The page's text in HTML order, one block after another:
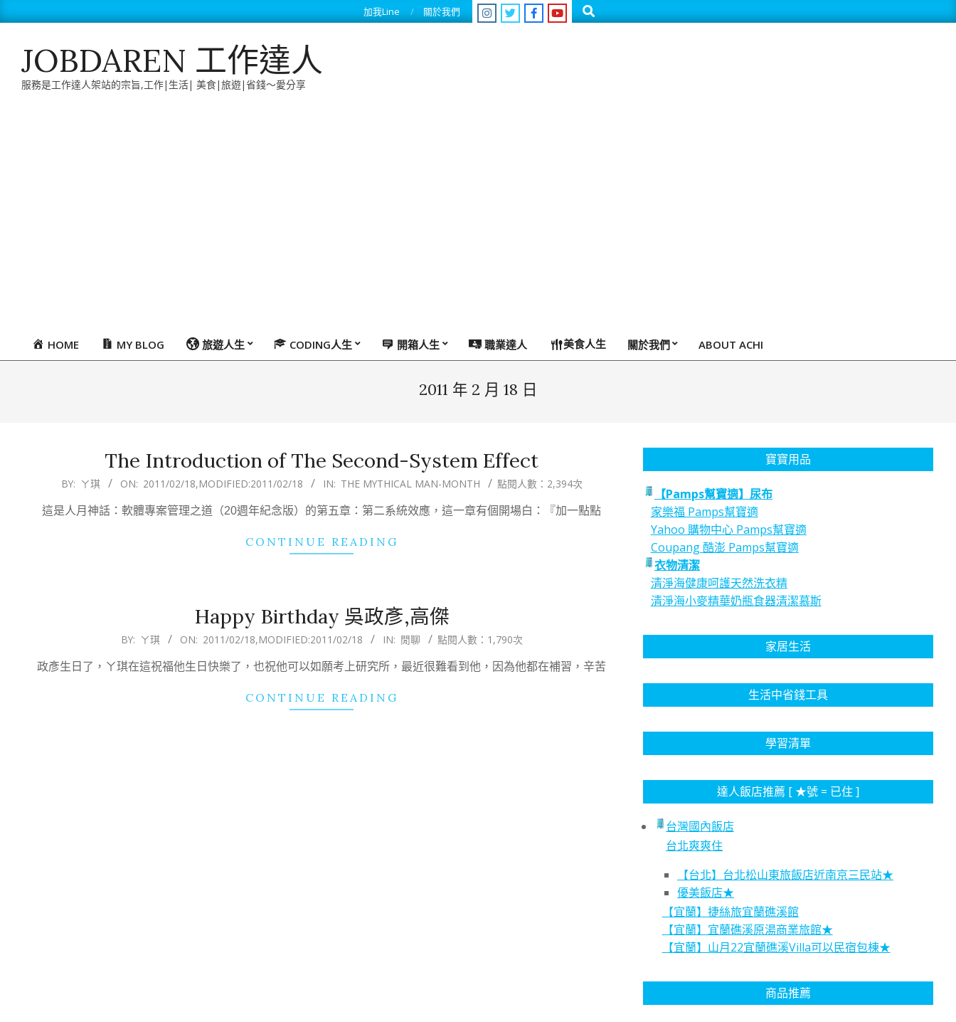
to
加我Line 關於我們 Search
JOBDAREN 工作達人
服務是工作達人架站的宗旨,工作|生活| 美食|旅遊|省錢～愛分享
PrimaryHOME MY BLOG 旅遊人生 CODING人生 開箱人生 職業達人 美食人生 關於我們 ABOUT ACHI
2011 年 2 月 18 日
The Introduction of The Second-System Effect
18
BY: ㄚ琪 ON: 2011/02/18,MODIFIED:2011/02/18 IN: THE MYTHICAL MAN-MONTH 點閱人數：2,394次
這是人月神話：軟體專案管理之道（20週年紀念版）的第五章：第二系統效應，這一章有個開場白：『加一點點
CONTINUE READING
Happy Birthday 吳政彥,高傑
18
BY: ㄚ琪 ON: 2011/02/18,MODIFIED:2011/02/18 IN: 閒聊 點閱人數：1,790次
政彥生日了，ㄚ琪在這祝福他生日快樂了，也祝他可以如願考上研究所，最近很難看到他，因為他都在補習，辛苦
CONTINUE READING
寶寶用品
【Pamps幫寶適】尿布
家樂福 Pamps幫寶適
Yahoo 購物中心 Pamps幫寶適
Coupang 酷澎 Pamps幫寶適
衣物清潔
清淨海健康呵護天然洗衣精
清淨海小麥精華奶瓶食器清潔慕斯
家居生活
生活中省錢工具
學習清單
達人飯店推薦 [ ★號 = 已住 ]
台灣國內飯店
台北爽爽住
【台北】台北松山東旅飯店近南京三民站★
優美飯店★
【宜蘭】捷絲旅宜蘭礁溪館
【宜蘭】宜蘭礁溪原湯商業旅館★
【宜蘭】山月22宜蘭礁溪Villa可以民宿包棟★
商品推薦